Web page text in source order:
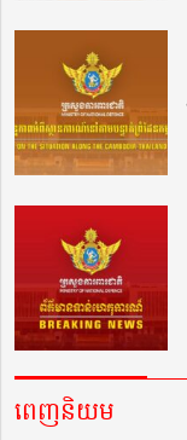
ពេញនិយម